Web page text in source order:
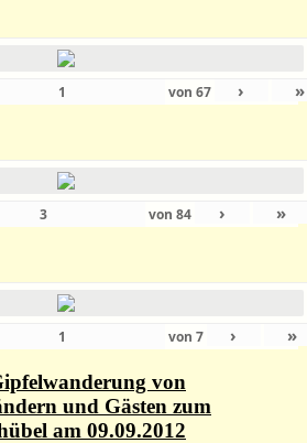
von 67 › »
von84 › »
von 7 › »
von
und Gästen zum
am 09.09.2012